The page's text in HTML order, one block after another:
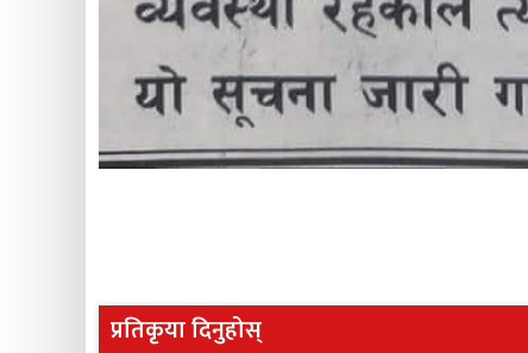
प्रतिकृया दिनुहोस्